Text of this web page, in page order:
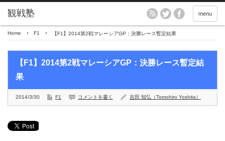
menu
Home F1 【F1】2014第2戦マレーシアGP：決勝レース暫定結果
【F1】2014第2戦マレーシアGP：決勝レース暫定結
果
2014/3/30 F1 コメントを書く 吉田 知弘（Tomohiro Yoshita）